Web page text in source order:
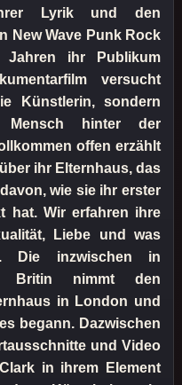
Lyrik und den
New Wave Punk Rock
Jahren ihr Publikum
versucht
Künstlerin, sondern
Mensch hinter der
offen erzählt
ihr Elternhaus, das
wie sie ihr erster
hat. Wir erfahren ihre
Liebe und was
Die inzwischen in
Britin nimmt den
in London und
begann. Dazwischen
und Video
in ihrem Element